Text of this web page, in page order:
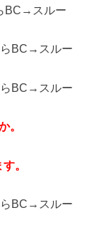
BC→スルー
BC→スルー
BC→スルー
。
。
BC→スルー